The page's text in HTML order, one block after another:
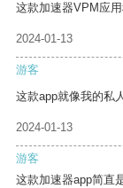
这款加速器VPM应
2024-01-13
游客
这款app就像我的私
2024-01-13
游客
这款加速器app简直